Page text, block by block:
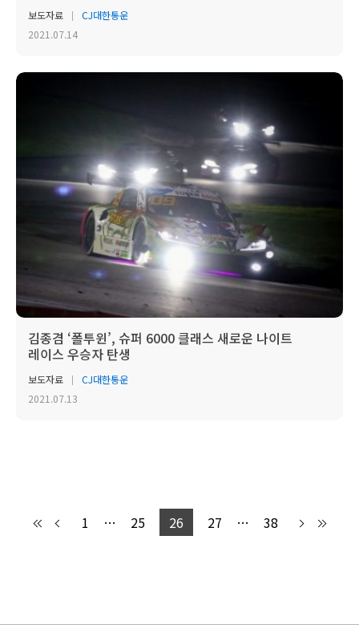
보도자료
CJ대한통운
2021.07.14
김종겸 ‘폴투윈’, 슈퍼 6000 클래스 새로운 나이트
레이스 우승자 탄생
보도자료
CJ대한통운
2021.07.13
1 … 25 26 27 … 38